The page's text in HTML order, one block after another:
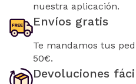
nuestra aplicación.
Envíos gratis
Te mandamos tus
50€.
Devoluciones